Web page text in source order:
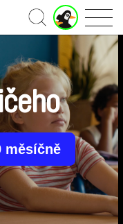
J
u
o
r
ú
č
e
měsíčně